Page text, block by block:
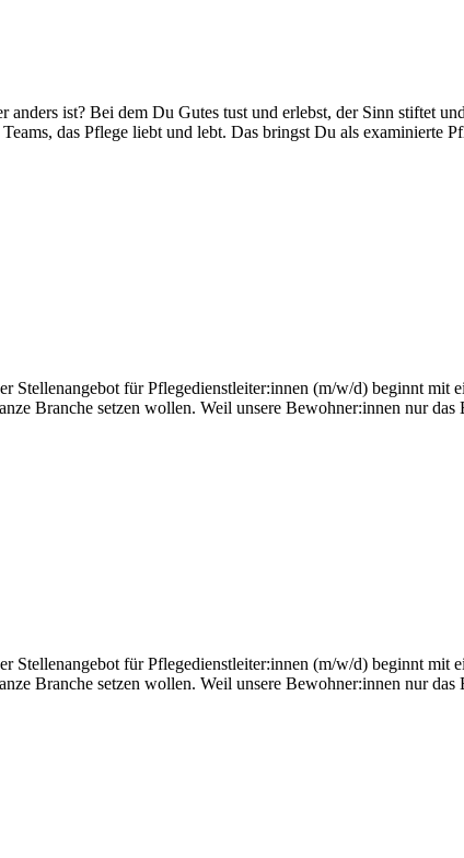
ist? Bei dem Du Gutes tust und erlebst, der Sinn stiftet
das Pflege liebt und lebt. Das bringst Du als examinierte
Stellenangebot für Pflegedienstleiter:innen (m/w/d) beginnt mit
Branche setzen wollen. Weil unsere Bewohner:innen nur
Stellenangebot für Pflegedienstleiter:innen (m/w/d) beginnt mit
Branche setzen wollen. Weil unsere Bewohner:innen nur